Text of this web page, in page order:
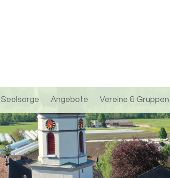
Seelsorge Angebote Vereine & Gruppen